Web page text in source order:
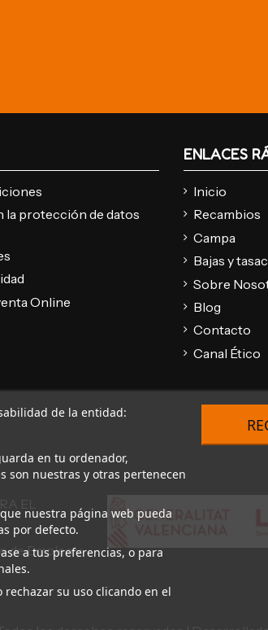
protección de datos
Online
ENLACES
Inicio
Recambios
Campa
Bajas y
Sobre
Blog
Contacto
Canal Ético
de la entidad:
en tu ordenador,
son nuestras y otras pertenecen
nuestra página web pueda
por defecto.
a tus preferencias, o para
rechazar su uso clicando en el
EL
de Empleo y